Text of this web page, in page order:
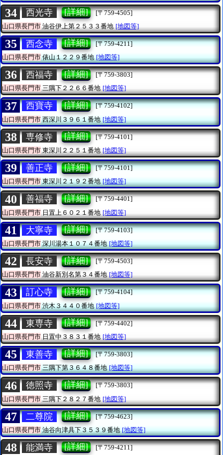
34 西光寺 [詳細]
[〒759-4505]
山口県長門市 油谷伊上第２５３３番地 [地図等]
35 西念寺 [詳細]
[〒759-4211]
山口県長門市俵山１２２９番地 [地図等]
36 西福寺 [詳細]
[〒759-3803]
山口県長門市三隅下２２６６番地 [地図等]
37 西寶寺 [詳細]
[〒759-4102]
山口県長門市西深川３９６１番地 [地図等]
38 専修寺 [詳細]
[〒759-4101]
山口県長門市東深川２２５１番地 [地図等]
39 善正寺 [詳細]
[〒759-4101]
山口県長門市東深川２１９２番地 [地図等]
40 善福寺 [詳細]
[〒759-4401]
山口県長門市 日置上６０２１番地 [地図等]
41 大寧寺 [詳細]
[〒759-4103]
山口県長門市深川湯本１０７４番地 [地図等]
42 長安寺 [詳細]
[〒759-4503]
山口県長門市油谷新別名第３４番地 [地図等]
43 訂心寺 [詳細]
[〒759-4104]
山口県長門市渋木３４４０番地 [地図等]
44 東専寺 [詳細]
[〒759-4402]
山口県長門市日置中３８３１番地 [地図等]
45 東善寺 [詳細]
[〒759-3803]
山口県長門市三隅下第３６４８番地 [地図等]
46 徳照寺 [詳細]
[〒759-3803]
山口県長門市 三隅下２８２７番地 [地図等]
47 二尊院 [詳細]
[〒759-4623]
山口県長門市油谷向津具下３５３９番地 [地図等]
48 能満寺 [詳細]
[〒759-4211]